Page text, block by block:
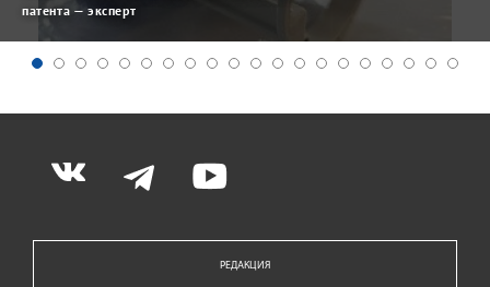
патента — эксперт
РЕДАКЦИЯ